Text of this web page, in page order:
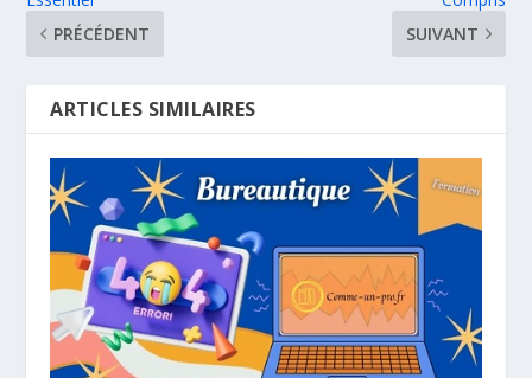
PRÉCÉDENT
SUIVANT
ARTICLES SIMILAIRES